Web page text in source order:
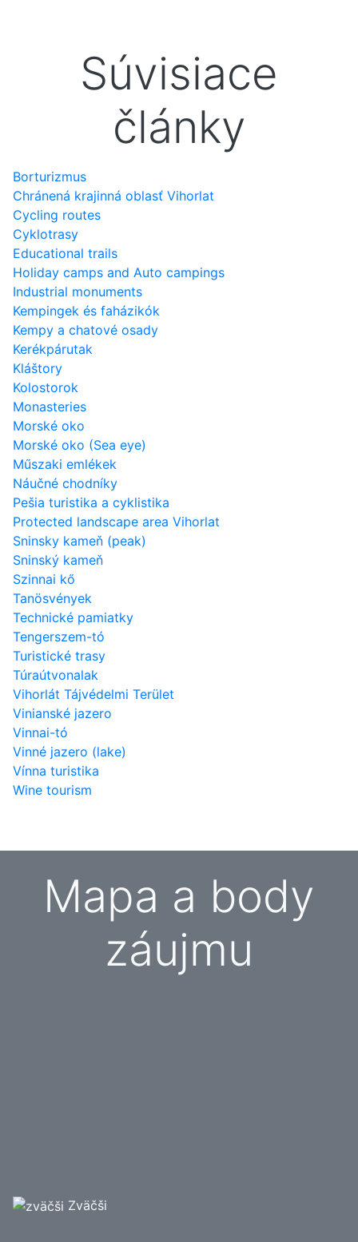
Súvisiace
články
Borturizmus
Chránená krajinná oblasť Vihorlat
Cycling routes
Cyklotrasy
Educational trails
Holiday camps and Auto campings
Industrial monuments
Kempingek és faházikók
Kempy a chatové osady
Kerékpárutak
Kláštory
Kolostorok
Monasteries
Morské oko
Morské oko (Sea eye)
Műszaki emlékek
Náučné chodníky
Pešia turistika a cyklistika
Protected landscape area Vihorlat
Sninsky kameň (peak)
Sninský kameň
Szinnai kő
Tanösvények
Technické pamiatky
Tengerszem-tó
Turistické trasy
Túraútvonalak
Vihorlát Tájvédelmi Terület
Vinianské jazero
Vinnai-tó
Vinné jazero (lake)
Vínna turistika
Wine tourism
Mapa a body
záujmu
Zväčši